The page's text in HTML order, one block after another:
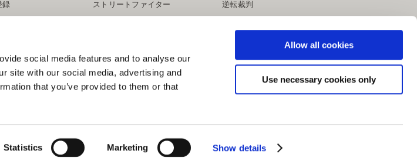
social media features and to analyse our
site with our social media, advertising and
that you’ve provided to them or that
Statistics Marketing Show details
Allow all cookies
Use necessary cookies only
録
ストリートファイター
逆転裁判
ォン版を表示する